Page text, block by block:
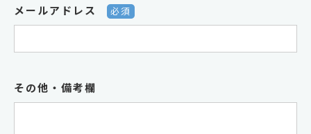
メールアドレス 必須
その他・備考欄